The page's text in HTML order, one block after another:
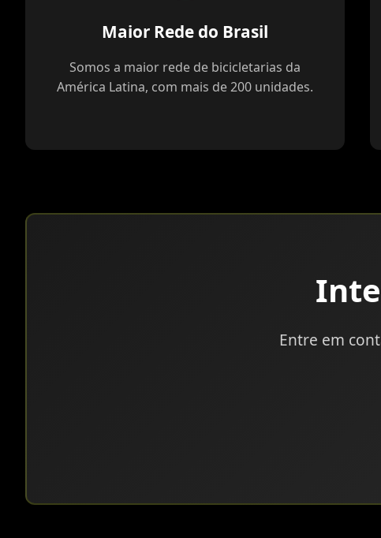
Maior Rede do Brasil
Somos a maior rede de bicicletarias da
América Latina, com mais de 200 unidades.
Entre em